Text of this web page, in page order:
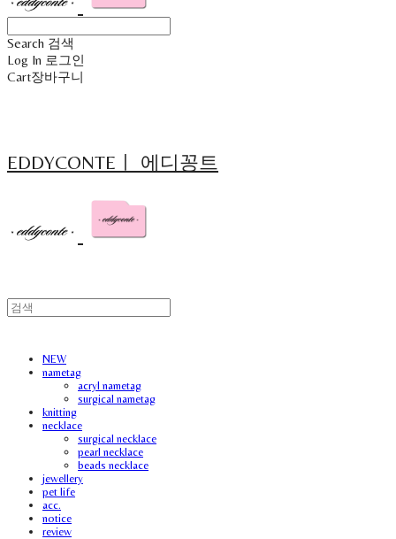
Search 검색
Log In 로그인
Cart장바구니
EDDYCONTEㅣ 에디꽁트
NEW
nametag
acryl nametag
surgical nametag
knitting
necklace
surgical necklace
pearl necklace
beads necklace
jewellery
pet life
acc.
notice
review